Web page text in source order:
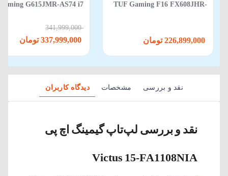
TUF Gaming F16 FX608JHR-
G615JMR-AS74 i7
RTX5060-WIN 11
341,999,000
نقد و بررسی مشخصات دیدگاه کاربران
نقد و بررسی لپ‌تاپ گیمینگ اچ پی
Victus 15-FA1108NIA